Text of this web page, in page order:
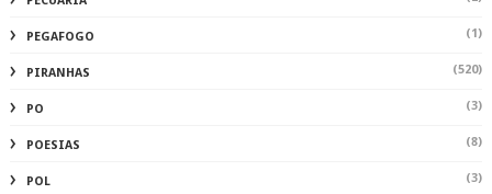
PEGAFOGO (1)
PIRANHAS (520)
PO (3)
POESIAS (8)
POL (3)